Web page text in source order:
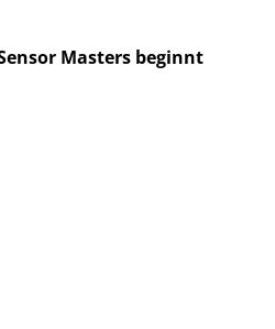
Masters beginnt